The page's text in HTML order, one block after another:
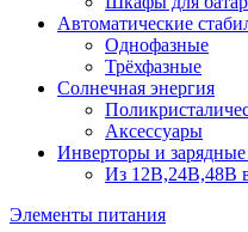
Автоматические
Однофазные
Трёхфазные
Солнечная энергия
Аксессуары
Инверторы и
Из 12В,24В,48В
Элементы питания